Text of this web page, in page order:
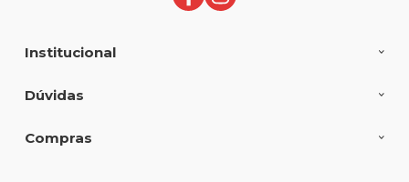
Institucional
Dúvidas
Compras